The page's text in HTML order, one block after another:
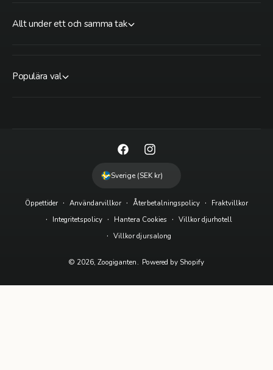
Allt under ett och samma tak
Populära val
© 2026,Zoogiganten. Powered by Shopify
Öppettider Användarvillkor Återbetalningspolicy
Fraktvillkor
Integritetspolicy
Hantera Cookies
Villkor djurhotell
Villkor djursalong
F
a
e
b
o
I
n
t
a
g
m
Sverige (SEK kr)